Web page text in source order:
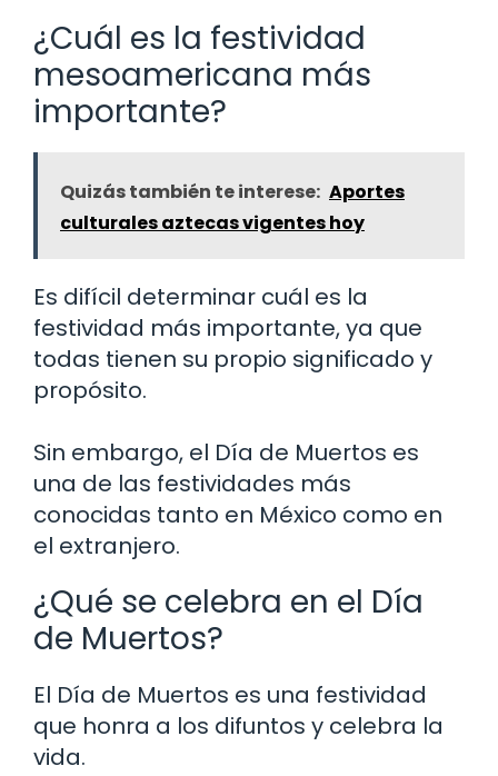
¿Cuál es la festividad
mesoamericana más
importante?
Quizás también te interese: Aportes
culturales aztecas vigentes hoy
Es difícil determinar cuál es la
festividad más importante, ya que
todas tienen su propio significado y
propósito.
Sin embargo, el Día de Muertos es
una de las festividades más
conocidas tanto en México como en
el extranjero.
¿Qué se celebra en el Día
de Muertos?
El Día de Muertos es una festividad
que honra a los difuntos y celebra la
vida.